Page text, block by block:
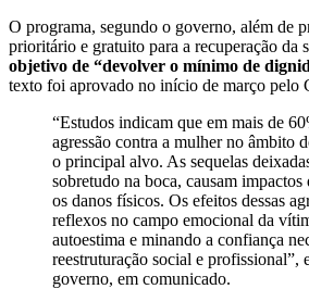
O programa, segundo o governo, além de
prioritário e gratuito para a recuperação da
objetivo de “devolver o mínimo de
texto foi aprovado no início de março pelo
“Estudos indicam que em mais de
agressão contra a mulher no âmbito
o principal alvo. As sequelas
sobretudo na boca, causam impactos
os danos físicos. Os efeitos dessas
reflexos no campo emocional da
autoestima e minando a confiança
reestruturação social e profissional”,
governo, em comunicado.